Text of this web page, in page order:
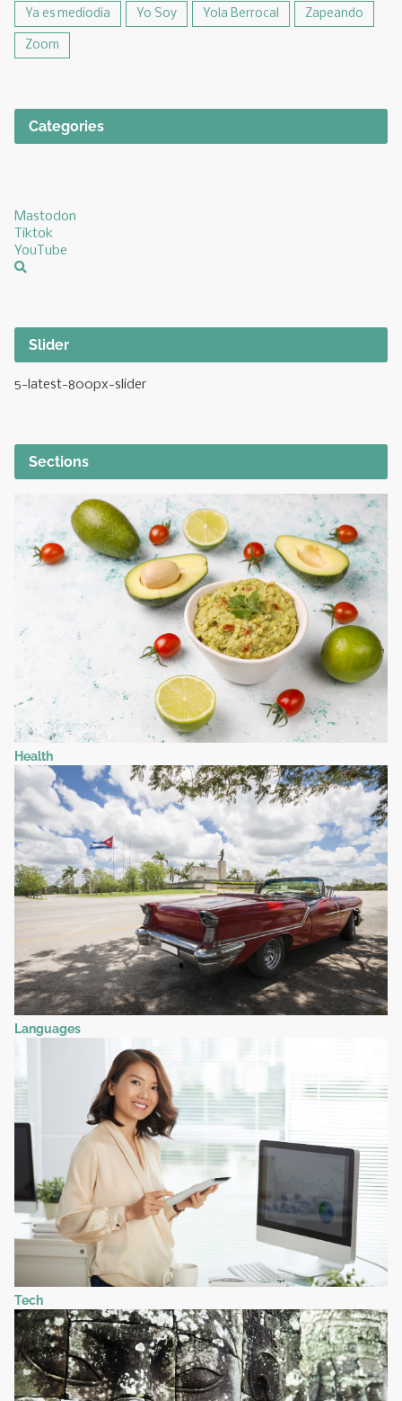
Ya es mediodia Yo Soy Yola Berrocal Zapeando
Zoom
Categories
Mastodon
Tiktok
YouTube
Slider
5-latest-800px-slider
Sections
Health
Languages
Tech